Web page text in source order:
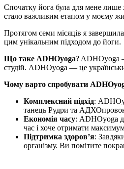
Спочатку йога була для мене лише
стало важливим етапом у моєму
Протягом семи місяців я
цим унікальним підходом до йоги.
Що таке ADHOyoga? ADHOyoga —
студій. ADHOyoga — це
Чому варто спробувати
Комплексний підхід:
танець Рудри та
Економія часу: ADHOyoga
час і хоче отримати
Підтримка здоров’я:
організму. Ви помітите